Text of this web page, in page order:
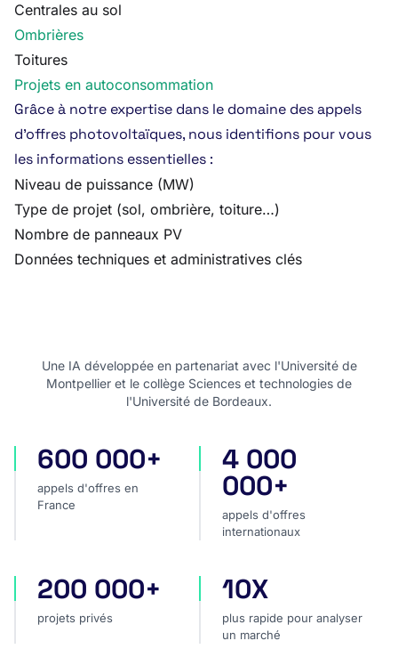
Centrales au sol
Ombrières
Toitures
Projets en autoconsommation
Grâce à notre expertise dans le domaine des appels
d’offres photovoltaïques, nous identifions pour vous
les informations essentielles :
Niveau de puissance (MW)
Type de projet (sol, ombrière, toiture…)
Nombre de panneaux PV
Données techniques et administratives clés
Une IA développée en partenariat avec l'Université de
Montpellier et le collège Sciences et technologies de
l'Université de Bordeaux.
appels d'offres en France
600 000+
appels d'offres en
France
appels d'offres
4 000
000+
appels d'offres
internationaux
projets privés
200 000+
projets privés
plus rapide pour analyser
10X
plus rapide pour analyser
un marché